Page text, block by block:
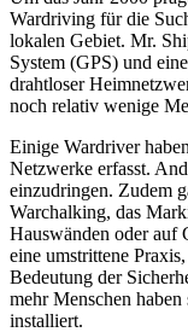
Wardriving für die
lokalen Gebiet. Mr.
System (GPS) und
drahtloser
noch relativ wenige
Einige Wardriver
Netzwerke erfasst.
einzudringen. Zudem
Warchalking, das
Hauswänden oder auf
eine umstrittene
Bedeutung der
mehr Menschen
installiert.